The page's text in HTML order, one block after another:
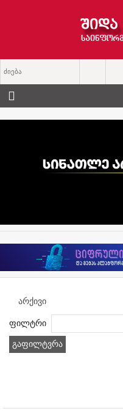
არქივი
ფილტრი
გაფილტვრა